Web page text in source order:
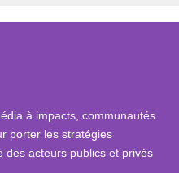
à impacts, communautés
porter les stratégies
des acteurs publics et privés